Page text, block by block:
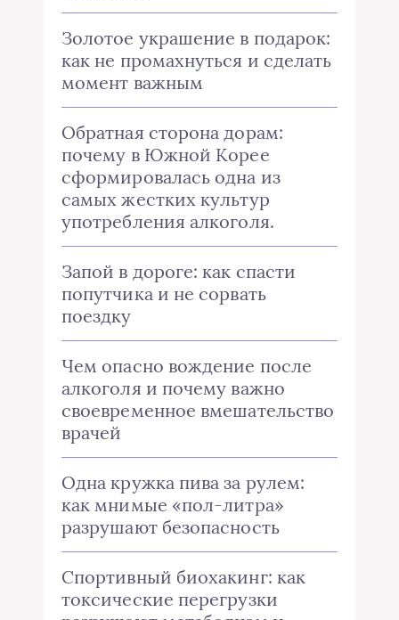
Золотое украшение в подарок:
как не промахнуться и сделать
момент важным
Обратная сторона дорам:
почему в Южной Корее
сформировалась одна из
самых жестких культур
употребления алкоголя.
Запой в дороге: как спасти
попутчика и не сорвать
поездку
Чем опасно вождение после
алкоголя и почему важно
своевременное вмешательство
врачей
Одна кружка пива за рулем:
как мнимые «пол-литра»
разрушают безопасность
Спортивный биохакинг: как
токсические перегрузки